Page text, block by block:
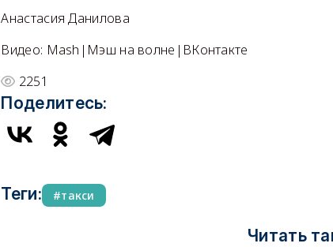
Анастасия Данилова
Видео: Mash|Мэш на волне|ВКонтакте
2251
Поделитесь:
Теги: такси
Читать